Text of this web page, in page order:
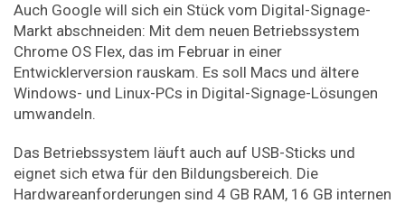
Auch Google will sich ein Stück vom Digital-Signage-
Markt abschneiden: Mit dem neuen Betriebssystem
Chrome OS Flex, das im Februar in einer
Entwicklerversion rauskam. Es soll Macs und ältere
Windows- und Linux-PCs in Digital-Signage-Lösungen
umwandeln.
Das Betriebssystem läuft auch auf USB-Sticks und
eignet sich etwa für den Bildungsbereich. Die
Hardwareanforderungen sind 4 GB RAM, 16 GB internen